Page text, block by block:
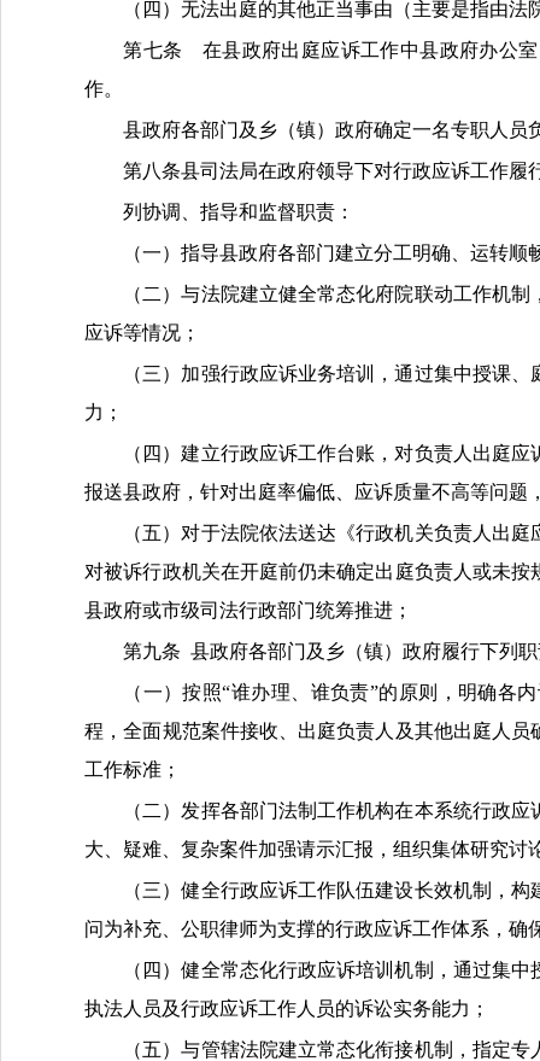
（四）无法出庭的其他正当事由 （主要是指由
第七条 在县政府出庭应诉工作中县政府办公室
作。
县政府各部门 及乡（镇）政府确定一名专职人员
第八条县司法局在政府领导下对行政应诉工作履
列协调、指导和监督职责：
（一）指导县政府各部门建立分工明确、运转顺
（二）与法院建立健全常态化府院联动工作机制
应诉等情况；
（三）加强行政应诉业务培训，通过集中授课
力；
（四）建立行政应诉工作台账，对负责人出庭
报送县政府，针对出庭率偏低、应诉质量不高等问
（五）对于法院依法送达《行政机关负责人出
对被诉行政机关在开庭前仍未确定出庭负责人或未
县政府或市级司法行政部门统筹推进；
第九条 县政府各部门及乡（镇）政府履行下列
（一）按照“谁办理、谁负责”的原则，明确各
程，全面规范案件接收、出庭负责人及其他出庭人
工作标准；
（二）发挥各部门法制工作机构在本系统行政
大、疑难、复杂案件加强请示汇报，组织集体研究
（三）健全行政应诉工作队伍建设长效机制，
问为补充、公职律师为支撑的行政应诉工作体系，
（四）健全常态化行政应诉培训机制，通过集
执法人员及行政应诉工作人员的诉讼实务能力；
（五）与管辖法院建立常态化衔接机制，指定